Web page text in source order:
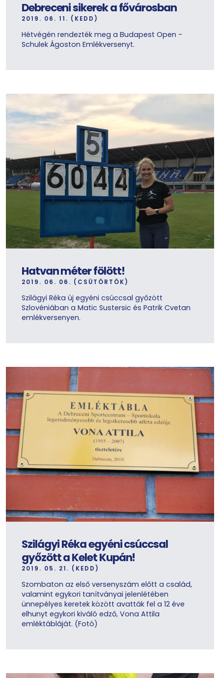
Debreceni sikerek a fővárosban
2019. 06. 11. (KEDD)
Hétvégén rendezték meg a Budapest Open -
Schulek Ágoston Emlékversenyt.
Hatvan méter fölött!
2019. 06. 06. (CSÜTÖRTÖK)
Szilágyi Réka új egyéni csúccsal győzött
Szlovéniában a Matic Sustersic és Patrik Cvetan
emlékversenyen.
Szilágyi Réka egyéni csúccsal
győzött a Kelet Kupán!
2019. 05. 21. (KEDD)
Szombaton az első versenyszám előtt a család,
valamint egykori tanítványai jelenlétében
ünnepélyes keretek között avatták fel a 12 éve
elhunyt egykori kiváló edző, Vona Attila
emléktábláját. (Fotó)